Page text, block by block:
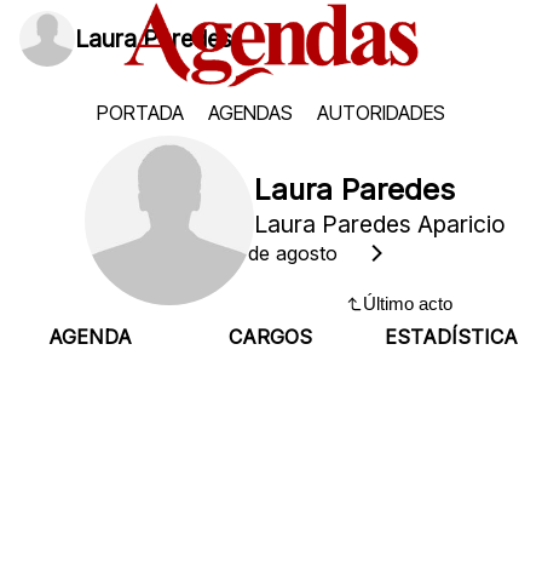
Laura Paredes
PORTADA AGENDAS AUTORIDADES
Laura Paredes
Laura Paredes Aparicio
AGENDA CARGOS ESTADÍSTICA
Sábado, 8 de agosto
Último acto